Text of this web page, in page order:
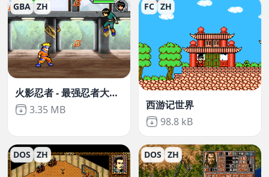
GBA ZH
火影忍者 - 最强忍者大结集2
Not downloaded
3.35 MB
FC ZH
西游记世界
Not downloaded
98.8 kB
DOS ZH DOS ZH